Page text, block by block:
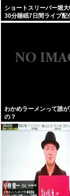
ショートスリーパー堀大
30分睡眠7日間ライブ配
模様www
わかめラーメンって誰
の？